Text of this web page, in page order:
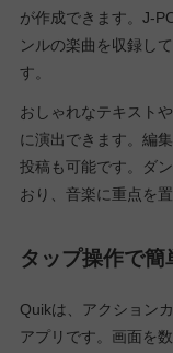
が作成できます。J-
ンルの楽曲を収録し
す。
おしゃれなテキスト
に演出できます。編
投稿も可能です。ダ
おり、音楽に重点を
タップ操作で簡
Quikは、アクション
アプリです。画面を